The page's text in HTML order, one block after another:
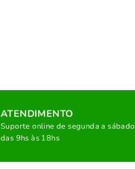
ATENDIMENTO
Suporte online de segunda a sábado
das 9hs às 18hs